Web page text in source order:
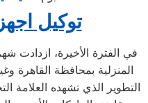
توكيل
في الفترة الأخيرة، ازدادت
المنزلية بمحافظة القاهرة
التطوير الذي تشهده العلامة